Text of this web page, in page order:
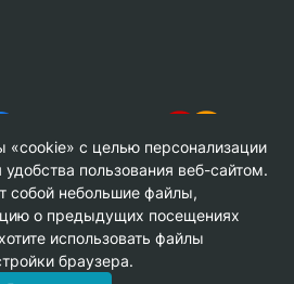
KERAMA MARAZZI, ООО «Гамма
Керамика»
«cookie» с целью персонализации
пользования веб-сайтом.
собой небольшие файлы,
о предыдущих посещениях
использовать файлы
браузера.